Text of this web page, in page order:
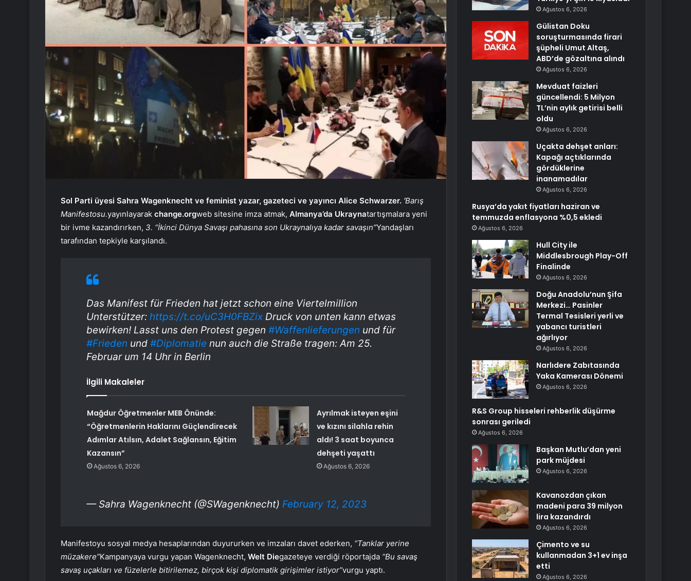
Sol Parti üyesi Sahra Wagenknecht ve feminist yazar, gazeteci ve yayıncı Alice Schwarzer. ‘Barış
Manifestosu.yayınlayarak change.orgweb sitesine imza atmak, Almanya’da Ukraynatartışmalara yeni
bir ivme kazandırırken, 3. “İkinci Dünya Savaşı pahasına son Ukraynalıya kadar savaşın”Yandaşları
tarafından tepkiyle karşılandı.
Das Manifest für Frieden hat jetzt schon eine Viertelmillion
Unterstützer: https://t.co/uC3H0FBZix Druck von unten kann etwas
bewirken! Lasst uns den Protest gegen #Waffenlieferungen und für
#Frieden und #Diplomatie nun auch die Straße tragen: Am 25.
Februar um 14 Uhr in Berlin
İlgili Makaleler
Mağdur Öğretmenler MEB Önünde:
“Öğretmenlerin Haklarını Güçlendirecek
Adımlar Atılsın, Adalet Sağlansın, Eğitim
Kazansın”
Ağustos 6, 2026
Ayrılmak isteyen eşini
ve kızını silahla rehin
aldı! 3 saat boyunca
dehşeti yaşattı
Ağustos 6, 2026
— Sahra Wagenknecht (@SWagenknecht) February 12, 2023
Manifestoyu sosyal medya hesaplarından duyururken ve imzaları davet ederken, “Tanklar yerine
müzakere”Kampanyaya vurgu yapan Wagenknecht, Welt Diegazeteye verdiği röportajda “Bu savaş
savaş uçakları ve füzelerle bitirilemez, birçok kişi diplomatik girişimler istiyor”vurgu yaptı.
Ağustos 6, 2026
Gülistan Doku
soruşturmasında firari
şüpheli Umut Altaş,
ABD’de gözaltına alındı
Ağustos 6, 2026
Mevduat faizleri
güncellendi: 5 Milyon
TL’nin aylık getirisi belli
oldu
Ağustos 6, 2026
Uçakta dehşet anları:
Kapağı açtıklarında
gördüklerine
inanamadılar
Ağustos 6, 2026
Rusya’da yakıt fiyatları haziran ve
temmuzda enflasyona %0,5 ekledi
Ağustos 6, 2026
Hull City ile
Middlesbrough Play-Off
Finalinde
Ağustos 6, 2026
Doğu Anadolu’nun Şifa
Merkezi… Pasinler
Termal Tesisleri yerli ve
yabancı turistleri
ağırlıyor
Ağustos 6, 2026
Narlıdere Zabıtasında
Yaka Kamerası Dönemi
Ağustos 6, 2026
R&S Group hisseleri rehberlik düşürme
sonrası geriledi
Ağustos 6, 2026
Başkan Mutlu’dan yeni
park müjdesi
Ağustos 6, 2026
Kavanozdan çıkan
madeni para 39 milyon
lira kazandırdı
Ağustos 6, 2026
Çimento ve su
kullanmadan 3+1 ev inşa
etti
Ağustos 6, 2026